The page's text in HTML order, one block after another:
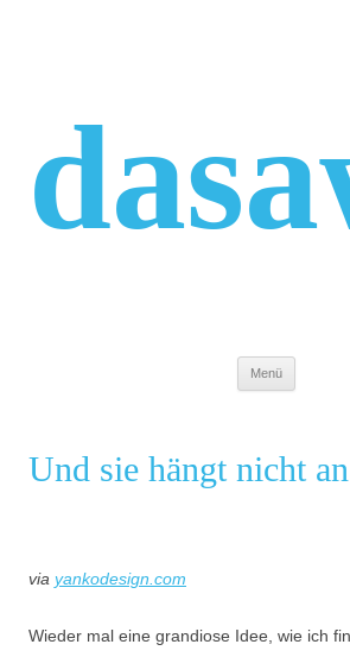
Menü
Und sie hängt nicht
via yankodesign.com
Wieder mal eine grandiose Idee, wie ich